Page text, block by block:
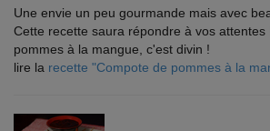
Une envie un peu gourmande mais avec
Cette recette saura répondre à vos attentes
pommes à la mangue, c'est divin !
lire la recette "Compote de pommes à la